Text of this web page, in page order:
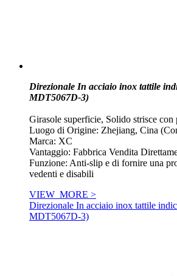
Direzionale In acciaio inox tattile
MDT5067D-3)
Girasole superficie, Solido strisce con
Luogo di Origine: Zhejiang, Cina
Marca: XC
Vantaggio: Fabbrica Vendita
Funzione: Anti-slip e di fornire una
vedenti e disabili
VIEW_MORE >
Direzionale In acciaio inox tattile
MDT5067D-3)